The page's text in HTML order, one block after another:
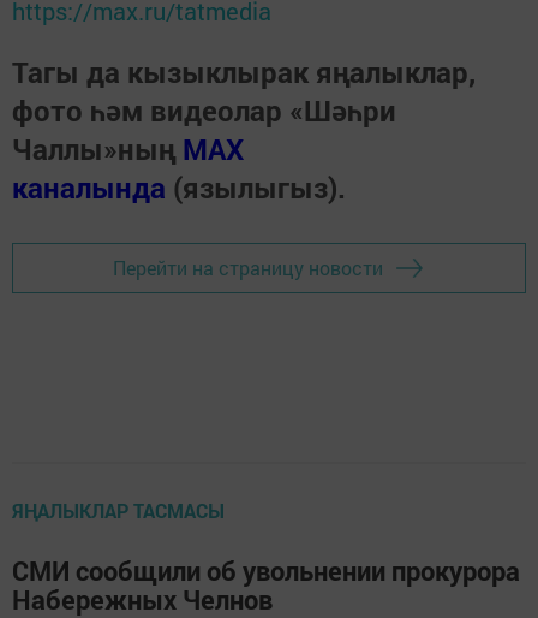
https://max.ru/tatmedia
Тагы да кызыклырак яңалыклар,
фото һәм видеолар «Шәһри
Чаллы»ның MAX
каналында (язылыгыз).
Перейти на страницу новости
ЯҢАЛЫКЛАР ТАСМАСЫ
СМИ сообщили об увольнении прокурора
Набережных Челнов